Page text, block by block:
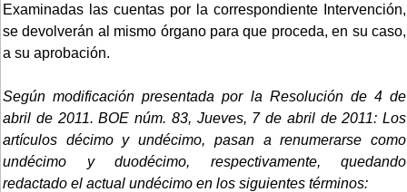
Examinadas las cuentas por la correspondiente Intervención,
se devolverán al mismo órgano para que proceda, en su caso,
a su aprobación.
Según modificación presentada por la Resolución de 4 de
abril de 2011. BOE núm. 83, Jueves, 7 de abril de 2011: Los
artículos décimo y undécimo, pasan a renumerarse como
undécimo y duodécimo, respectivamente, quedando
redactado el actual undécimo en los siguientes términos: